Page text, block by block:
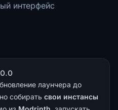
интерфейс
лаунчера до
собирать свои инстансы